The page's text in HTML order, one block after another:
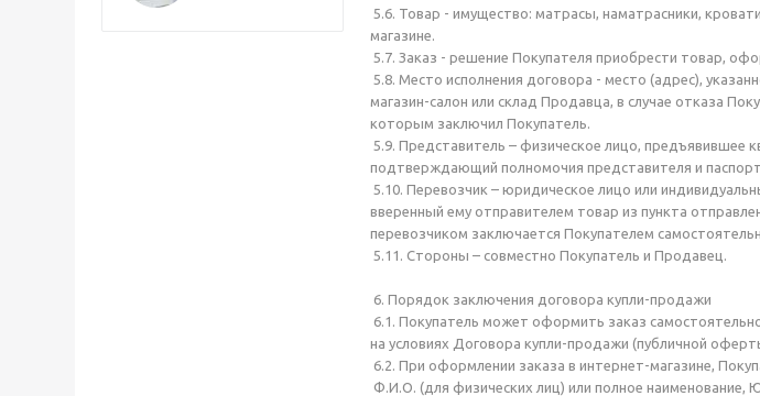
5.6. Товар - имущество: матрасы, наматрасники,
магазине.
5.7. Заказ - решение Покупателя приобрести товар,
5.8. Место исполнения договора - место (адрес),
магазин-салон или склад Продавца, в случае отказа
которым заключил Покупатель.
5.9. Представитель – физическое лицо, предъявившее
подтверждающий полномочия представителя и
5.10. Перевозчик – юридическое лицо или
вверенный ему отправителем товар из пункта
перевозчиком заключается Покупателем
5.11. Стороны – совместно Покупатель и Продавец.
6. Порядок заключения договора купли-продажи
6.1. Покупатель может оформить заказ
на условиях Договора купли-продажи (публичной
6.2. При оформлении заказа в интернет-магазине,
Ф.И.О. (для физических лиц) или полное наименование,